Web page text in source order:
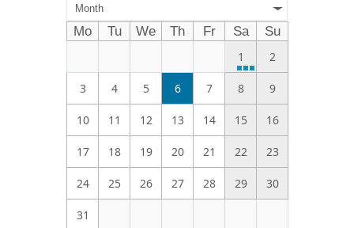
Month
Mo Tu We Th Fr Sa
Su
1
2
3 4 5 6 7 8 9
10 11 12 13 14 15 16
17 18 19 20 21 22 23
24 25 26 27 28 29 30
31